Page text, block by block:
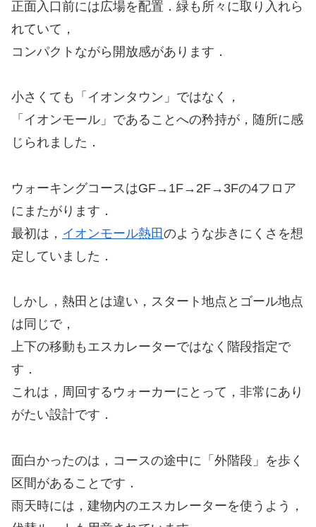
正面入口前には広場を配置．緑も所々に取り入れら
れていて，
コンパクトながら開放感があります．
小さくても「イオンタウン」ではなく，
「イオンモール」であることへの矜持が，随所に感
じられました．
ウォーキングコースはGF→1F→2F→3Fの4フロア
にまたがります．
最初は， イオンモール熱田 のような歩きにくさを想
定していました．
しかし，熱田とは違い，スタート地点とゴール地点
は同じで，
上下の移動もエスカレーターではなく階段指定で
す．
これは，周回するウォーカーにとって，非常にあり
がたい設計です．
面白かったのは，コースの途中に「外階段」を歩く
区間があることです．
雨天時には，建物内のエスカレーターを使うよう，